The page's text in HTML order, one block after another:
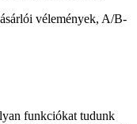
vélemények, A/B-
funkciókat tudunk